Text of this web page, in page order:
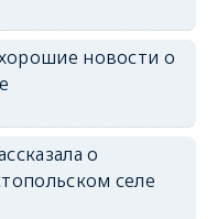
новости о
о
селе